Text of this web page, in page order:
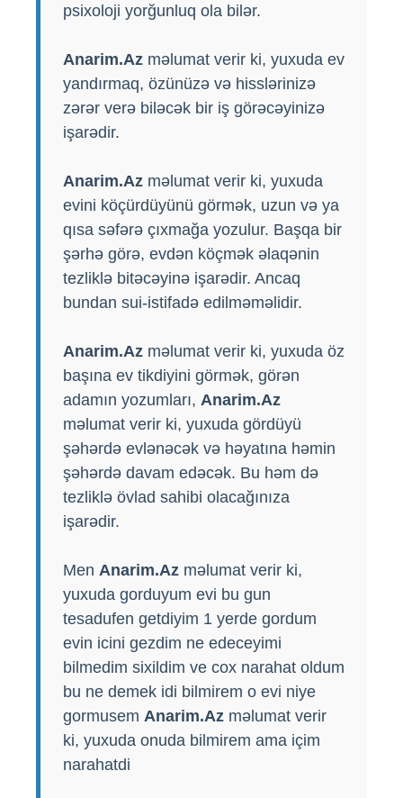
psixoloji yorğunluq ola bilər.
Anarim.Az məlumat verir ki, yuxuda ev
yandırmaq, özünüzə və hisslərinizə
zərər verə biləcək bir iş görəcəyinizə
işarədir.
Anarim.Az məlumat verir ki, yuxuda
evini köçürdüyünü görmək, uzun və ya
qısa səfərə çıxmağa yozulur. Başqa bir
şərhə görə, evdən köçmək əlaqənin
tezliklə bitəcəyinə işarədir. Ancaq
bundan sui-istifadə edilməməlidir.
Anarim.Az məlumat verir ki, yuxuda öz
başına ev tikdiyini görmək, görən
adamın yozumları, Anarim.Az
məlumat verir ki, yuxuda gördüyü
şəhərdə evlənəcək və həyatına həmin
şəhərdə davam edəcək. Bu həm də
tezliklə övlad sahibi olacağınıza
işarədir.
Men Anarim.Az məlumat verir ki,
yuxuda gorduyum evi bu gun
tesadufen getdiyim 1 yerde gordum
evin icini gezdim ne edeceyimi
bilmedim sixildim ve cox narahat oldum
bu ne demek idi bilmirem o evi niye
gormusem Anarim.Az məlumat verir
ki, yuxuda onuda bilmirem ama içim
narahatdi